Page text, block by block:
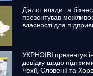
Діалог влади та
презентував
власності для
УКРНОІВІ презентує
довідку щодо
Чехії, Словенії та